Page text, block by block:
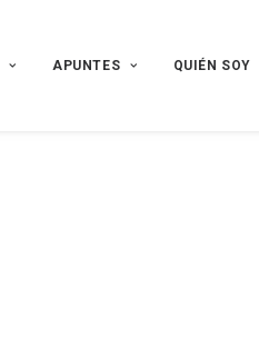
APUNTES QUIÉN SOY